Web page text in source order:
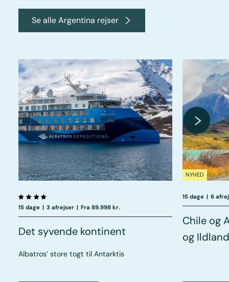
Se alle Argentina rejser
15 dage | 3 afrejser | Fra 89.998 kr.
Det syvende kontinent
Albatros’ store togt til Antarktis
NYHED
15 dage | 6
Chile og
og